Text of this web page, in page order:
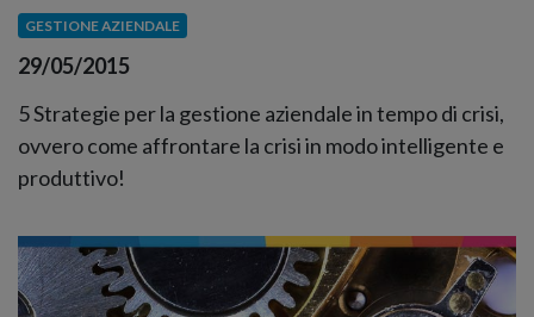
GESTIONE AZIENDALE
29/05/2015
5 Strategie per la gestione aziendale in tempo di crisi,
ovvero come affrontare la crisi in modo intelligente e
produttivo!